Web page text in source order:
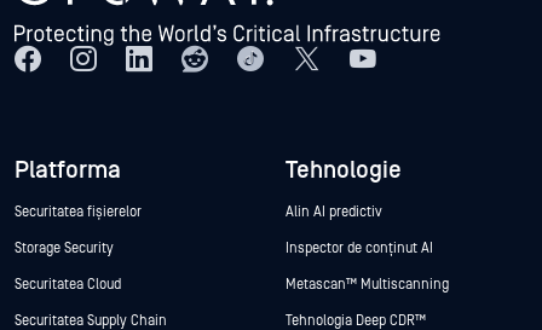
Platforma
Securitatea fișierelor
Storage Security
Securitatea Cloud
Securitatea Supply Chain
Tehnologie
Alin AI predictiv
Inspector de conținut AI
Metascan™ Multiscanning
Tehnologia Deep CDR™